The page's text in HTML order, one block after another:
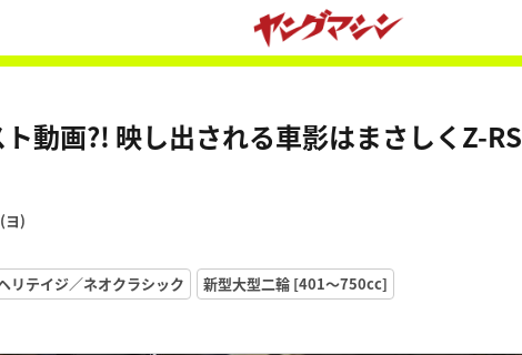
動画?! 映し出される車影はまさしくZ-RS
ヨ)
リテイジ／ネオクラシック
新型大型二輪 [401〜750cc]